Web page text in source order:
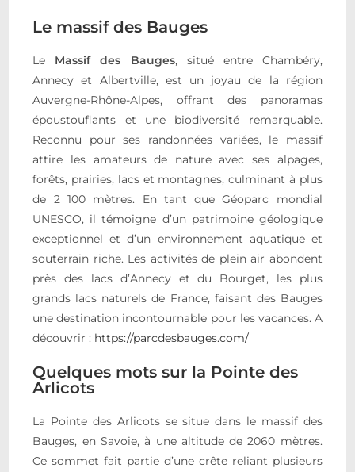
Le massif des Bauges
Le Massif des Bauges, situé entre Chambéry,
Annecy et Albertville, est un joyau de la région
Auvergne-Rhône-Alpes, offrant des panoramas
époustouflants et une biodiversité remarquable.
Reconnu pour ses randonnées variées, le massif
attire les amateurs de nature avec ses alpages,
forêts, prairies, lacs et montagnes, culminant à plus
de 2 100 mètres. En tant que Géoparc mondial
UNESCO, il témoigne d’un patrimoine géologique
exceptionnel et d’un environnement aquatique et
souterrain riche. Les activités de plein air abondent
près des lacs d’Annecy et du Bourget, les plus
grands lacs naturels de France, faisant des Bauges
une destination incontournable pour les vacances. A
découvrir : https://parcdesbauges.com/
Quelques mots sur la Pointe des
Arlicots
La Pointe des Arlicots se situe dans le massif des
Bauges, en Savoie, à une altitude de 2060 mètres.
Ce sommet fait partie d’une crête reliant plusieurs